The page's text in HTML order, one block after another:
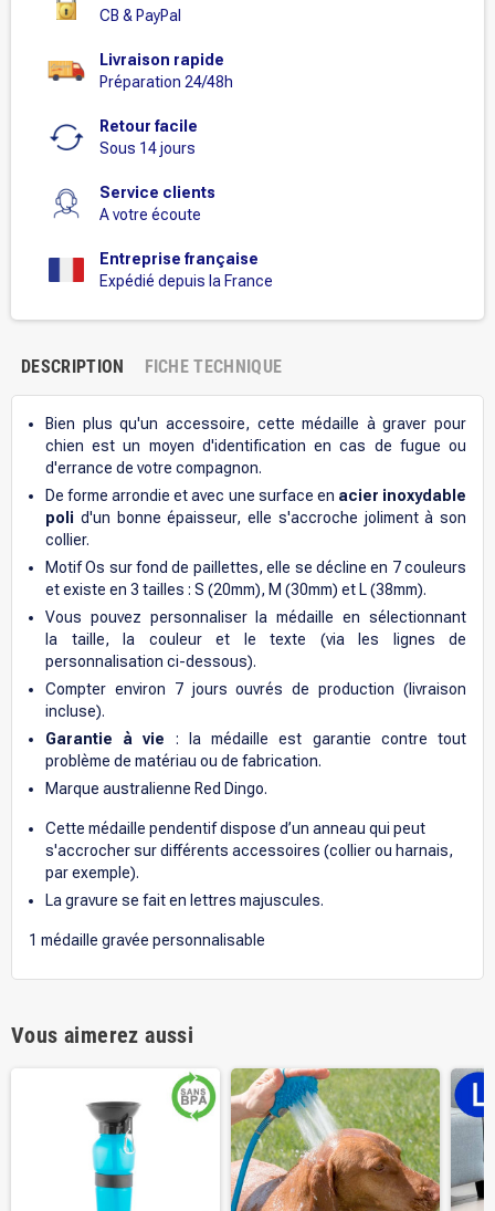
CB & PayPal
Livraison rapide
Préparation 24/48h
Retour facile
Sous 14 jours
Service clients
A votre écoute
Entreprise française
Expédié depuis la France
DESCRIPTION FICHE TECHNIQUE
Bien plus qu'un accessoire, cette médaille à graver pour
chien est un moyen d'identification en cas de fugue ou
d'errance de votre compagnon.
De forme arrondie et avec une surface en acier inoxydable
poli d'un bonne épaisseur, elle s'accroche joliment à son
collier.
Motif Os sur fond de paillettes, elle se décline en 7 couleurs
et existe en 3 tailles : S (20mm), M (30mm) et L (38mm).
Vous pouvez personnaliser la médaille en sélectionnant
la taille, la couleur et le texte (via les lignes de
personnalisation ci-dessous).
Compter environ 7 jours ouvrés de production (livraison
incluse).
Garantie à vie : la médaille est garantie contre tout
problème de matériau ou de fabrication.
Marque australienne Red Dingo.
Cette médaille pendentif dispose d’un anneau qui peut
s'accrocher sur différents accessoires (collier ou harnais,
par exemple).
La gravure se fait en lettres majuscules.
1 médaille gravée personnalisable
Vous aimerez aussi